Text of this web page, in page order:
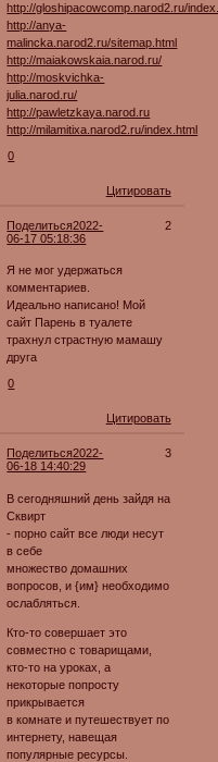
http://gloshipacowcomp.narod2.ru/
http://anya-
malincka.narod2.ru/sitemap.html
http://maiakowskaia.narod.ru/
http://moskvichka-
julia.narod.ru/
http://pawletzkaya.narod.ru
http://milamitixa.narod2.ru/index.html
0
Цитировать
Поделиться 2
2022-
06-17 05:18:36
Я не мог удержаться
комментариев.
Идеально написано! Мой
сайт Парень в туалете
трахнул страстную мамашу
друга
0
Цитировать
Поделиться 3
2022-
06-18 14:40:29
В сегодняшний день зайдя на
Сквирт
- порно сайт все люди несут
в себе
множество домашних
вопросов, и {им} необходимо
ослабляться.
Кто-то совершает это
совместно с товарищами,
кто-то на уроках, а
некоторые попросту
прикрывается
в комнате и путешествует по
интернету, навещая
популярные ресурсы.